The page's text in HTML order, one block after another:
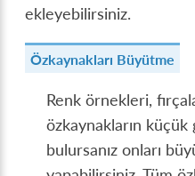
ekleyebilirsiniz.
Özkaynakları Büyütme
Renk örnekleri,
özkaynakların
bulursanız onları